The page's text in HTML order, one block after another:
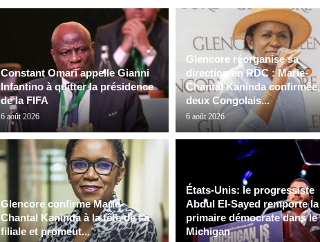
Constant Omari appelle Gianni
Infantino à quitter la présidence
de la FIFA
6 août 2026
Glencore réorganise sa
direction en RDC : Marie-
Chantal Kaninda confirmée,
deux Congolais...
6 août 2026
Glencore confirme Marie-
Chantal Kaninda à la tête de sa
filiale et promeut...
États-Unis: le progressiste
Abdul El-Sayed remporte la
primaire démocrate dans le
Michigan